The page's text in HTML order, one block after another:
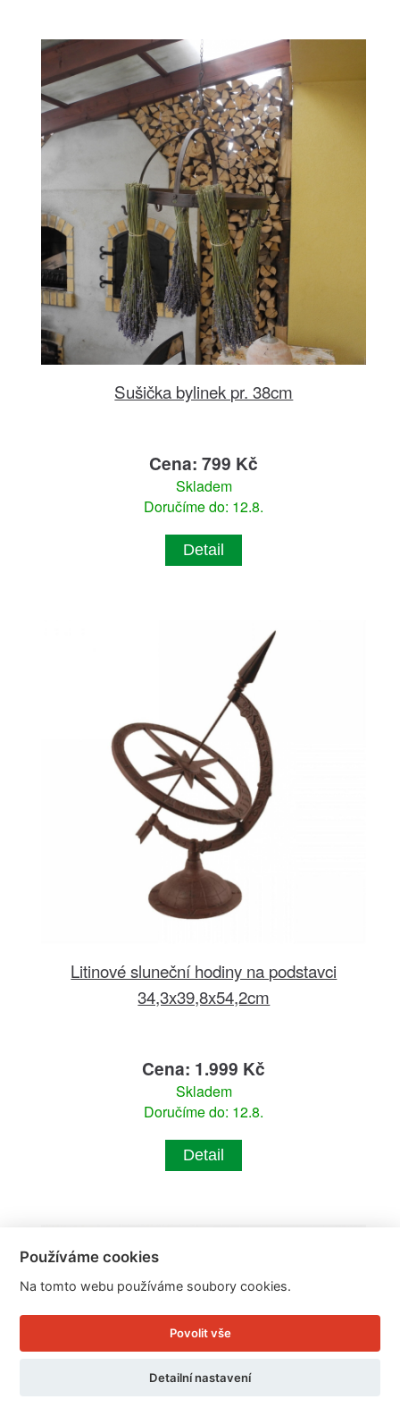
Sušička bylinek pr. 38cm
Cena: 799 Kč
Skladem
Doručíme do: 12.8.
Detail
Litinové sluneční hodiny na podstavci
34,3x39,8x54,2cm
Cena: 1.999 Kč
Skladem
Doručíme do: 12.8.
Detail
Používáme cookies
Na tomto webu používáme soubory cookies.
Povolit vše
Detailní nastavení